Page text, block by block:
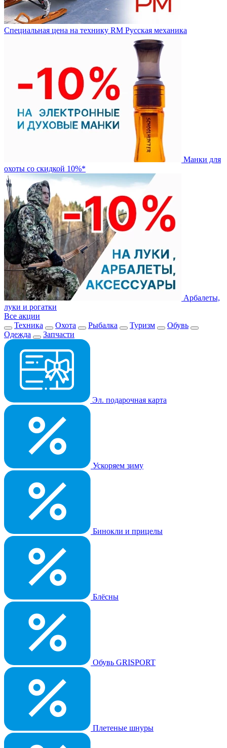
Специальная цена на технику RM Русская механика
Манки для
охоты со скидкой 10%*
Арбалеты,
луки и рогатки
Все акции
Техника
Охота Рыбалка Туризм
Обувь
Одежда
Запчасти
Эл. подарочная карта
Ускоряем зиму
Бинокли и прицелы
Блёсны
Обувь GRISPORT
Плетеные шнуры